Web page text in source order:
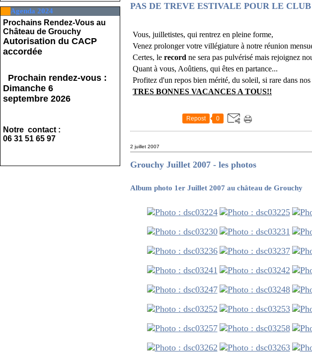
Agenda 2024
Prochains Rendez-Vous au
Château de Grouchy
Autorisation du CACP
accordée
Prochain rendez-vous :
Dimanche 6
septembre 2026
Notre contact :
06 31 51 65 97
PAS DE TREVE ESTIVALE POUR LE CLUB
Vous, juilletistes, qui rentrez en pleine forme,
Venez prolonger votre villégiature à notre réunion
Certes, lerecord ne sera pas pulvérisé mais rejoignez
Quant à vous, Aoûtiens, qui êtes en partance...
Profitez d'un repos bien mérité, du soleil, si rare dans
TRES BONNES VACANCES A TOUS!!
Repost 0
2 juillet 2007
Grouchy Juillet 2007 - les photos
Album photo 1er Juillet 2007 au château de Grouchy